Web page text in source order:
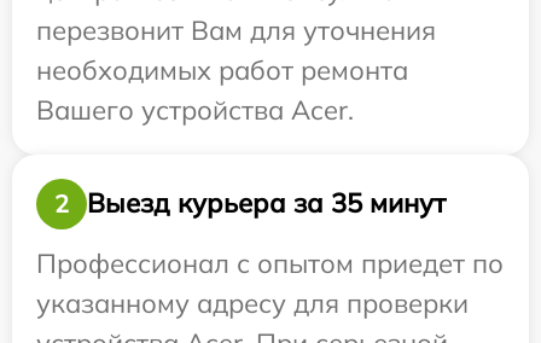
перезвонит Вам для уточнения
необходимых работ ремонта
Вашего устройства Acer.
2
Выезд курьера за 35 минут
Профессионал с опытом приедет по
указанному адресу для проверки